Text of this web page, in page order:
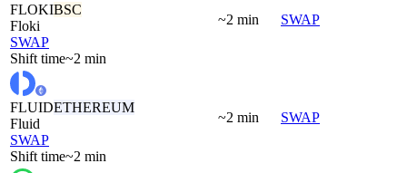
FLOKIBSC
Floki
SWAP
Shift time~2 min
~2 min SWAP
FLUIDETHEREUM
Fluid
SWAP
Shift time~2 min
~2 min SWAP